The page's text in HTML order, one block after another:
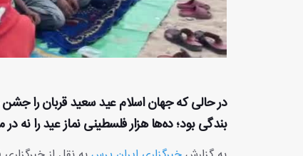
در حالی که جهان اسلام عید سعید قربان را
بندگی بود؛ ده‌ها هزار فلسطینی نماز عید را نه